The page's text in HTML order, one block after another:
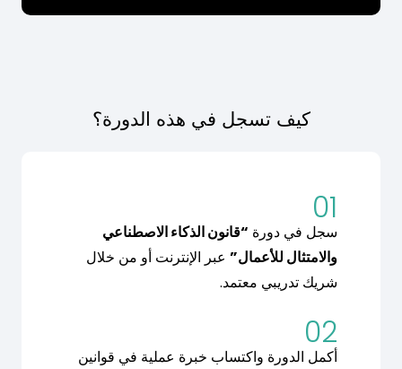
كيف تسجل في هذه الدورة؟
01
سجل في دورة “قانون الذكاء الاصطناعي
والامتثال للأعمال” عبر الإنترنت أو من خلال
شريك تدريبي معتمد.
02
أكمل الدورة واكتساب خبرة عملية في قوانين